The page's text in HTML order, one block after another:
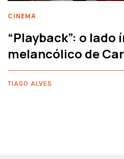
CINEMA
“Playback”: o lado
melancólico de
TIAGO ALVES